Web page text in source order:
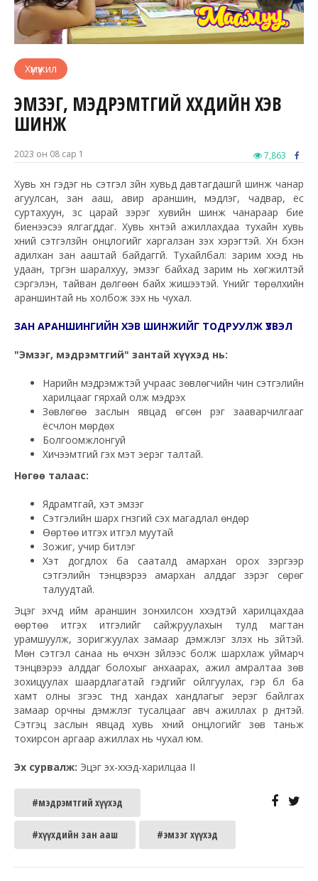
Хүмүүжил
ЭМЗЭГ, МЭДРЭМТГИЙ ХҮҮХДИЙН ХЭВ
ШИНЖ
2023 он 08 сар 1 7,863
Хувь хүн гэдэг нь сэтгэл зүйн хувьд давтагдашгүй шинж чанар
агуулсан, зан ааш, авир араншин, мэдлэг, чадвар, ёс
суртахуун, зүс царай зэрэг хувийн шинж чанараар бие
биенээсээ ялгагддаг. Хувь хүнтэй ажиллахдаа тухайн хувь
хүний сэтгэлзүйн онцлогийг харгалзан үзэх хэрэгтэй. Хүн бүхэн
адилхан зан ааштай байдаггүй. Тухайлбал: зарим хүүхэд нь
удаан, түргэн шаралхуу, эмзэг байхад зарим нь хөгжилтэй
сэргэлэн, тайван дөлгөөн байх жишээтэй. Үүнийг төрөлхийн
араншинтай нь холбож үзэх нь чухал.
ЗАН АРАНШИНГИЙН ХЭВ ШИНЖИЙГ ТОДРУУЛЖ ҮЗВЭЛ
"Эмзэг, мэдрэмтгий" зантай хүүхэд нь:
Нарийн мэдрэмжтэй учраас зөвлөгчийн чин сэтгэлийн
харилцааг гярхай олж мэдрэх
Зөвлөгөө заслын явцад өгсөн үүрэг зааварчилгааг
ёсчлон мөрдөх
Болгоомжлонгуй
Хичээмтгий гэх мэт эерэг талтай.
Нөгөө талаас:
Ядрамтгай, хэт эмзэг
Сэтгэлийн шарх гүнзгий үүсэх магадлал өндөр
Өөртөө итгэх итгэл муутай
Зожиг, учир битүүлэг
Хэт догдлох ба сааталд амархан орох зэргээр
сэтгэлийн тэнцвэрээ амархан алддаг зэрэг сөрөг
талуудтай.
Эцэг эхчүүд ийм араншин зонхилсон хүүхэдтэй харилцахдаа
өөртөө итгэх итгэлийг сайжруулахын тулд магтан
урамшуулж, зоригжуулах замаар дэмжлэг үзүүлэх нь зүйтэй.
Мөн сэтгэл санаа нь өчүүхэн зүйлээс болж шархлаж уймарч
тэнцвэрээ алддаг болохыг анхаарах, ажил амралтаа зөв
зохицуулах шаардлагатай гэдгийг ойлгуулах, гэр бүл ба
хамт олны зүгээс түүнд хандах хандлагыг эерэг байлгах
замаар орчны дэмжлэг тусалцааг авч ажиллах үр дүнтэй.
Сэтгэц заслын явцад хувь хүний онцлогийг зөв таньж
тохирсон аргаар ажиллах нь чухал юм.
Эх сурвалж: Эцэг эх-хүүхэд-харилцаа II
#мэдрэмтгий хүүхэд
#хүүхдийн зан ааш #эмзэг хүүхэд